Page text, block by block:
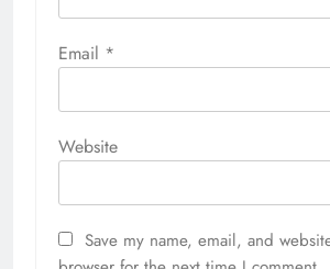
Email *
Website
Save my name, email, and